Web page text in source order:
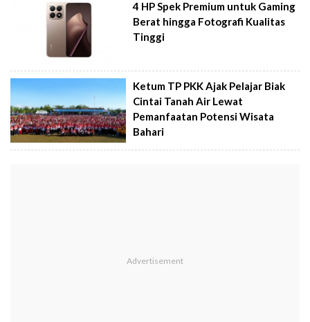
4 HP Spek Premium untuk Gaming
Berat hingga Fotografi Kualitas
Tinggi
Ketum TP PKK Ajak Pelajar Biak
Cintai Tanah Air Lewat
Pemanfaatan Potensi Wisata
Bahari